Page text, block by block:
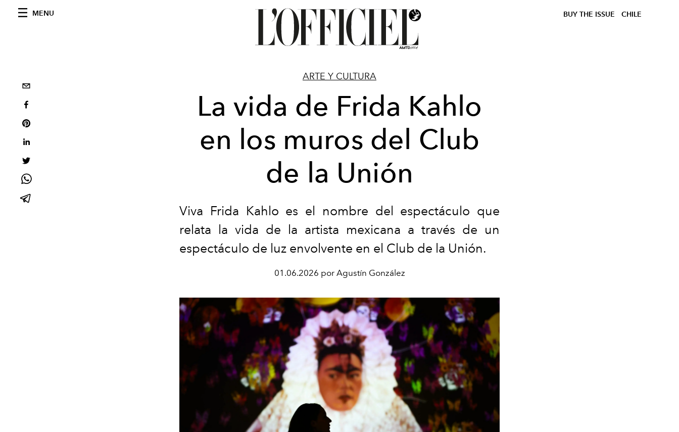
MENU BUY THE ISSUE CHILE
ARTE Y CULTURA
La vida de Frida Kahlo
en los muros del Club
de la Unión
Viva Frida Kahlo es el nombre del espectáculo que
relata la vida de la artista mexicana a través de un
espectáculo de luz envolvente en el Club de la Unión.
01.06.2026 por Agustín González